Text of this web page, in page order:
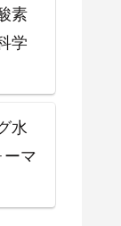
素
学
水
マ